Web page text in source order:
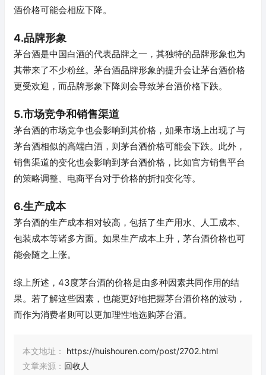
酒价格可能会相应下降。
4.品牌形象
茅台酒是中国白酒的代表品牌之一，其独特的品牌形象也为
其带来了不少粉丝。茅台酒品牌形象的提升会让茅台酒价格
更受欢迎，而品牌形象下降则会导致茅台酒价格下跌。
5.市场竞争和销售渠道
茅台酒的市场竞争也会影响到其价格，如果市场上出现了与
茅台酒相似的高端白酒，则茅台酒价格可能会下跌。此外，
销售渠道的变化也会影响到茅台酒价格，比如官方销售平台
的策略调整、电商平台对于价格的折扣变化等。
6.生产成本
茅台酒的生产成本相对较高，包括了生产用水、人工成本、
包装成本等诸多方面。如果生产成本上升，茅台酒价格也可
能会随之上涨。
综上所述，43度茅台酒的价格是由多种因素共同作用的结
果。若了解这些因素，也能更好地把握茅台酒价格的波动，
而作为消费者则可以更加理性地选购茅台酒。
本文地址：
https://huishouren.com/post/2702.html
文章来源： 回收人